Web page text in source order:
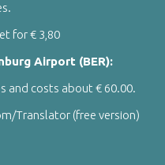
for € 3,80
Airport (BER):
and costs about € 60.00.
Translator (free version)